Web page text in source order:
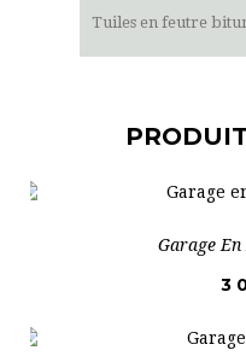
Tuiles en feutre
Garage
3